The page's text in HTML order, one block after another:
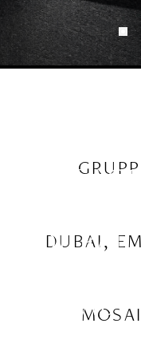
DUBAI,
ARABI
DUBAI,